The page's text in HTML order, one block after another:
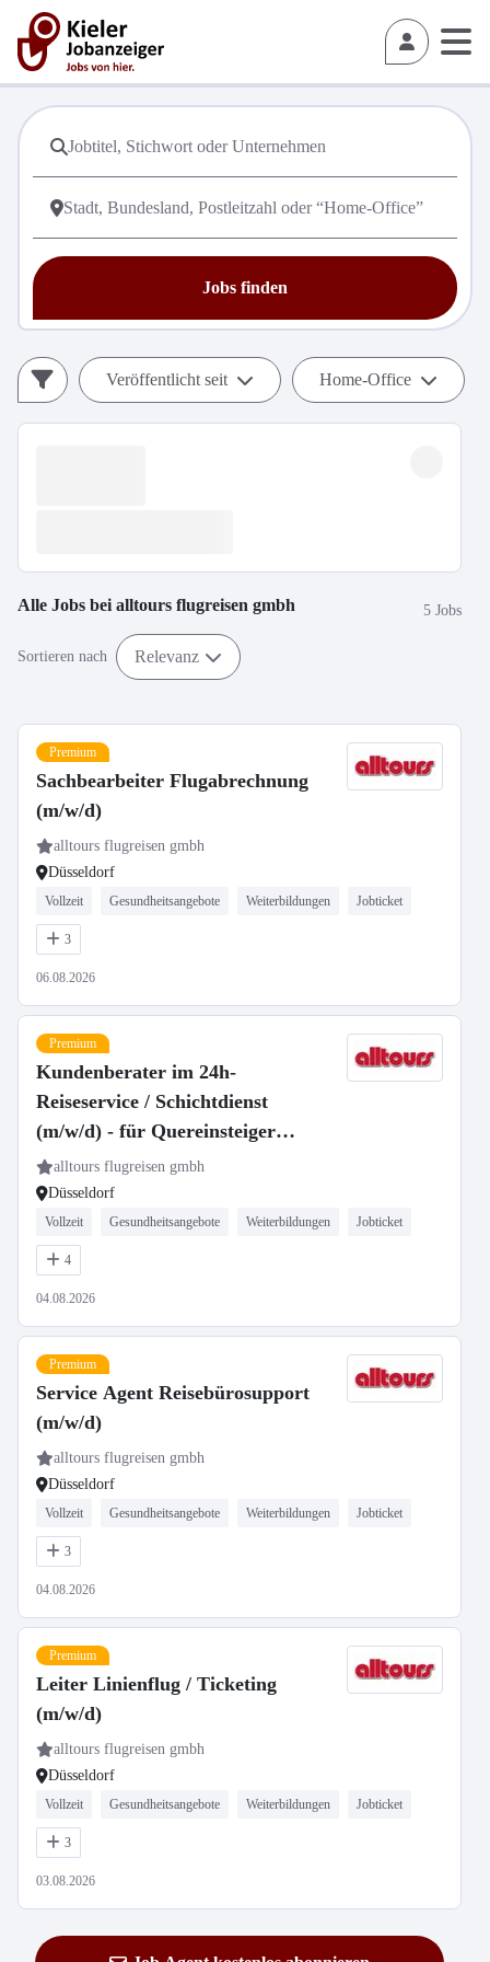
Jobs finden
Veröffentlicht seit Home-Office
Alle Jobs bei alltours flugreisen gmbh 5 Jobs
Sortieren nach Relevanz
Premium
Sachbearbeiter Flugabrechnung
(m/w/d)
alltours flugreisen gmbh
Düsseldorf
Vollzeit Gesundheitsangebote Weiterbildungen Jobticket
3
06.08.2026
Premium
Kundenberater im 24h-
Reiseservice / Schichtdienst
(m/w/d) - für Quereinsteiger
geeignet
alltours flugreisen gmbh
Düsseldorf
Vollzeit Gesundheitsangebote Weiterbildungen Jobticket
4
04.08.2026
Premium
Service Agent Reisebürosupport
(m/w/d)
alltours flugreisen gmbh
Düsseldorf
Vollzeit Gesundheitsangebote Weiterbildungen Jobticket
3
04.08.2026
Premium
Leiter Linienflug / Ticketing
(m/w/d)
alltours flugreisen gmbh
Düsseldorf
Vollzeit Gesundheitsangebote Weiterbildungen Jobticket
3
03.08.2026